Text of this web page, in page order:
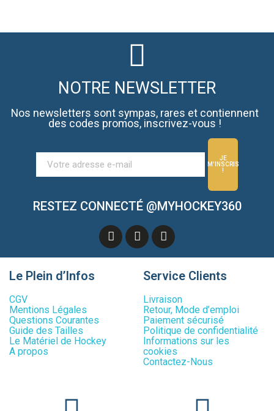
NOTRE NEWSLETTER
Nos newsletters sont sympas, rares et contiennent
des codes promos, inscrivez-vous !
JE
M'INSCRIS
!
RESTEZ CONNECTÉ @MYHOCKEY360
Le Plein d’Infos
CGV
Mentions Légales
Questions Courantes
Guide des Tailles
Le Matériel de Hockey
A propos
Service Clients
Livraison
Retour, Mode d’emploi
Paiement sécurisé
Politique de confidentialité
Informations sur les
cookies
Contactez-Nous